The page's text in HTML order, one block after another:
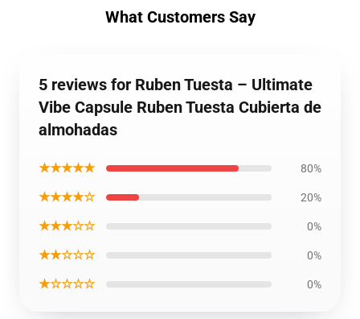
What Customers Say
5 reviews for Ruben Tuesta – Ultimate
Vibe Capsule Ruben Tuesta Cubierta de
almohadas
★★★★★ 80%
★★★★☆ 20%
★★★☆☆ 0%
★★☆☆☆ 0%
★☆☆☆☆ 0%